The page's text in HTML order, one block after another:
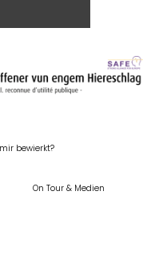
bewierkt?
On Tour & Medien